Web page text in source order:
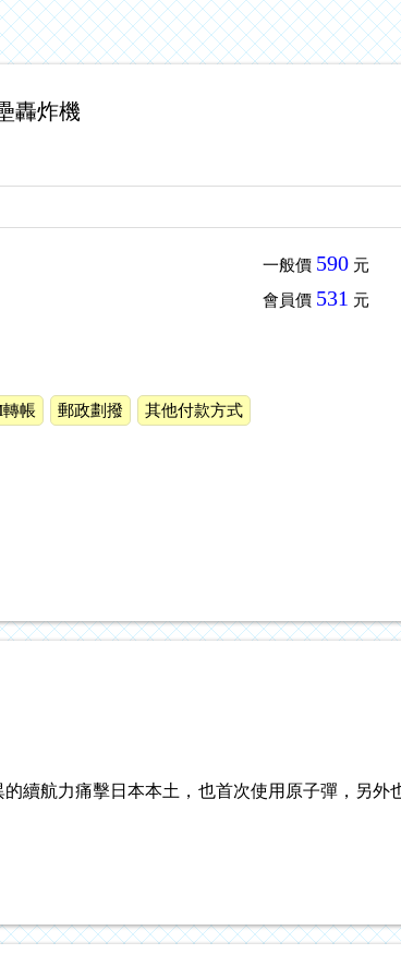
轟炸機
一般價 590元
會員價 531 元
轉帳 郵政劃撥 其他付款方式
續航力痛擊日本本土，也首次使用原子彈，另